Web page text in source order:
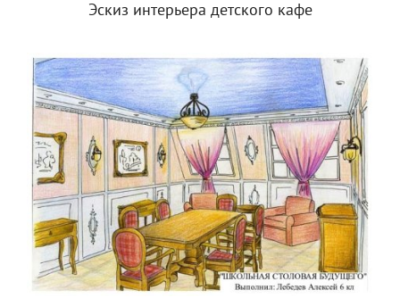
Эскиз интерьера детского кафе